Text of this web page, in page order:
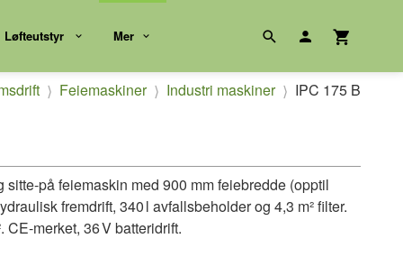
Løfteutstyr Mer
Feiemaskiner Industri maskiner IPC 175 B
på feiemaskin med 900 mm feiebredde (opptil
fremdrift, 340 l avfallsbeholder og 4,3 m² filter.
CE-merket, 36 V batteridrift.